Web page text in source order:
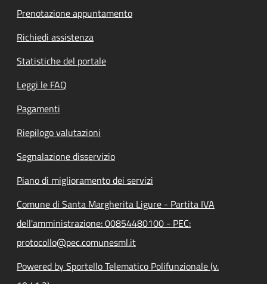
Prenotazione appuntamento
Richiedi assistenza
Statistiche del portale
Leggi le FAQ
Pagamenti
Riepilogo valutazioni
Segnalazione disservizio
Piano di miglioramento dei servizi
Comune di Santa Margherita Ligure - Partita IVA
dell'amministrazione: 00854480100 - PEC:
protocollo@pec.comunesml.it
Powered by Sportello Telematico Polifunzionale (v.